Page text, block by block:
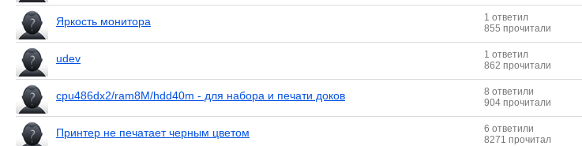
Яркость монитора
1 ответил
855 прочитали
udev
1 ответил
862 прочитали
cpu486dx2/ram8M/hdd40m - для набора и печати доков
8 ответили
904 прочитали
Принтер не печатает черным цветом
6 ответили
8271 прочитал